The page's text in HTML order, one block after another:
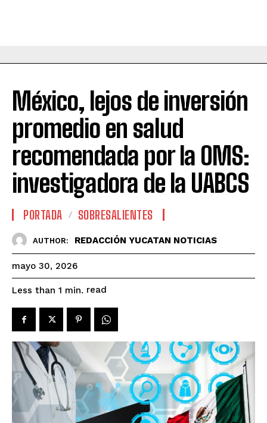
México, lejos de inversión
promedio en salud
recomendada por la OMS:
investigadora de la UABCS
PORTADA SOBRESALIENTES
AUTHOR: REDACCIÓN YUCATAN NOTICIAS
mayo 30, 2026
Less than 1 min. read